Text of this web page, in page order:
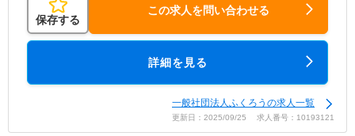
保存する
この求人を問い合わせる
詳細を見る
一般社団法人ふくろうの求人一覧
更新日：2025/09/25 求人番号：10193121